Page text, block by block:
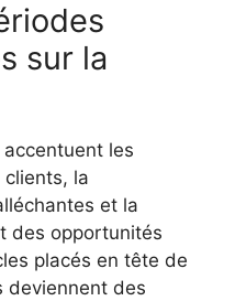
sur la
les
clients, la
et la
des opportunités
placés en tête de
deviennent des